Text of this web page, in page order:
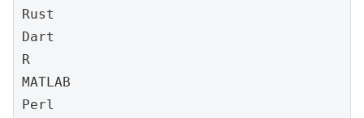
Rust
Dart
R
MATLAB
Perl